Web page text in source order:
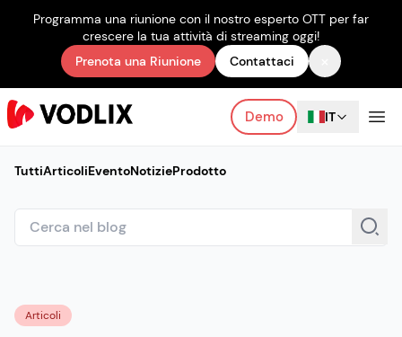
Programma una riunione con il nostro esperto OTT per far
crescere la tua attività di streaming oggi!
Prenota una Riunione
Contattaci
Demo IT
TuttiArticoliEventoNotizieProdotto
Articoli